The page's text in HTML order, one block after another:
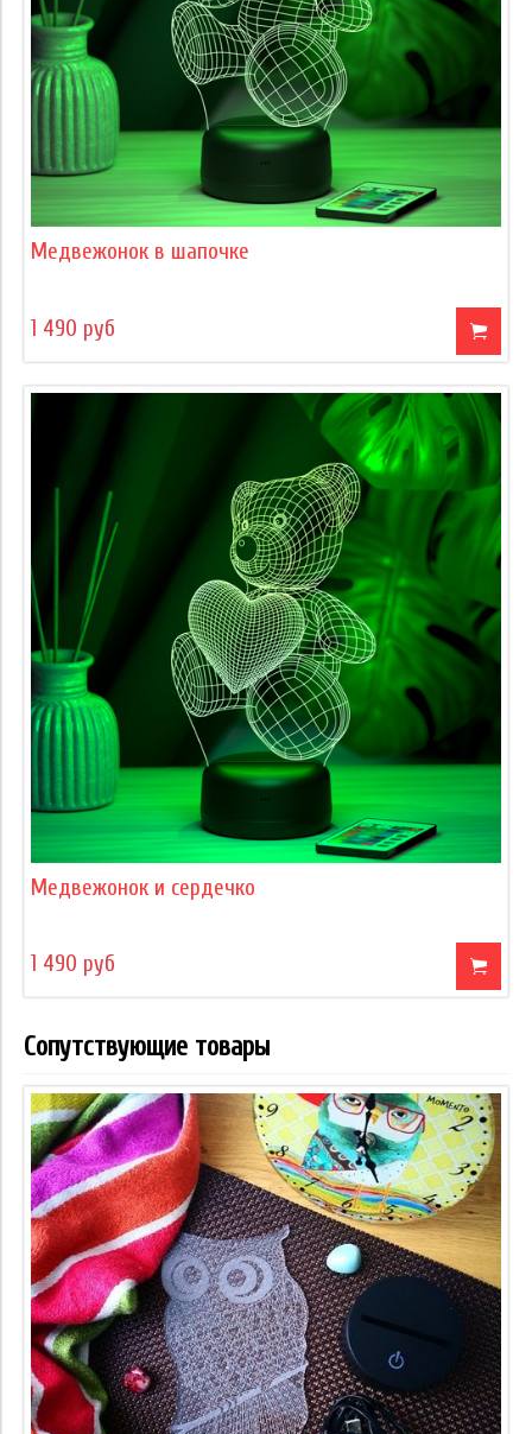
Медвежонок в шапочке
1 490 руб
Медвежонок и сердечко
1 490 руб
Сопутствующие товары